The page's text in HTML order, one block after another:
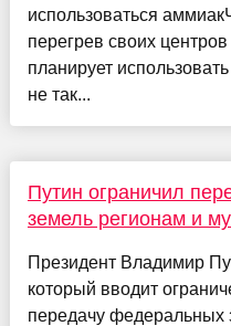
использоваться
перегрев своих
планирует
не так...
Путин ограничил
земель регионам и
Президент Владимир
который вводит
передачу федеральных